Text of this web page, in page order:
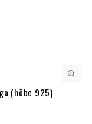
(hõbe 925)